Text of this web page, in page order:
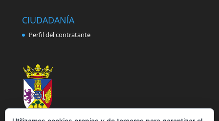
CIUDADANÍA
Perfil del contratante